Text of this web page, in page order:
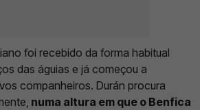
foi recebido da forma habitual
das águias e já começou a
companheiros. Durán procura
numa altura em que o Benfica